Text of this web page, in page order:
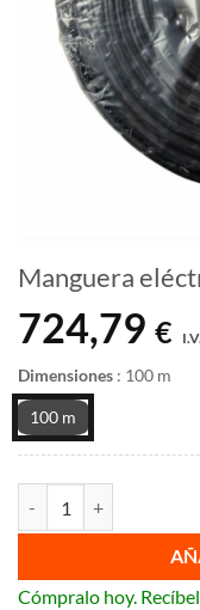
Manguera
724,79 €
Dimensiones : 100 m
100 m
Cómpralo hoy.